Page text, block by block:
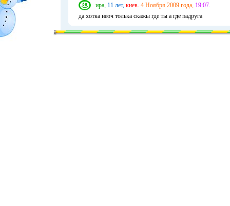
ира, 11 лет, киев. 4 Ноября 2009 года, 19:07.
да хотка неоч толька скажы где ты а где падруга